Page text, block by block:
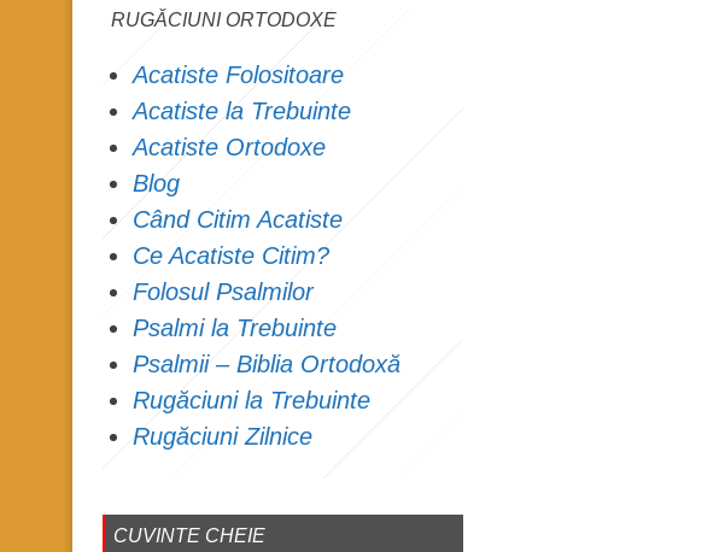
RUGĂCIUNI ORTODOXE
Acatiste Folositoare
Acatiste la Trebuinte
Acatiste Ortodoxe
Blog
Când Citim Acatiste
Ce Acatiste Citim?
Folosul Psalmilor
Psalmi la Trebuinte
Psalmii – Biblia Ortodoxă
Rugăciuni la Trebuinte
Rugăciuni Zilnice
CUVINTE CHEIE